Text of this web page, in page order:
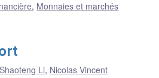
, Monnaies et marchés
Shaoteng Li, Nicolas Vincent